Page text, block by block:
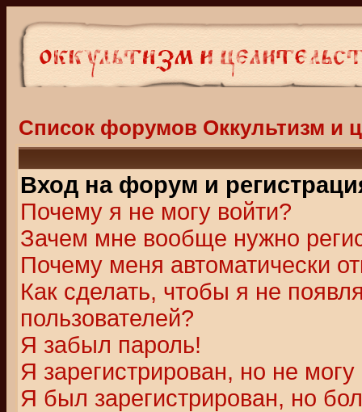
Список форумов Оккультизм и
Вход на форум и
Почему я не могу войти?
Зачем мне вообще нужно
Почему меня автоматически
Как сделать, чтобы я не
пользователей?
Я забыл пароль!
Я зарегистрирован, но не могу
Я был зарегистрирован, но